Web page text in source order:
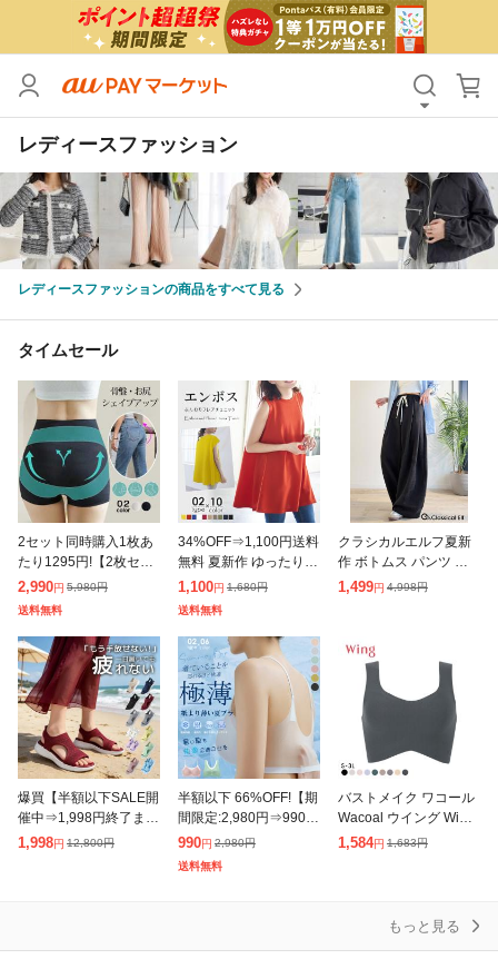
レディースファッション
レディースファッションの商品をすべて見る
タイムセール
2セット同時購入1枚あ
たり1295円!【2枚セッ
ト】補正 パンツ ショー
ツ お腹 骨盤 引き締め
ヒップアップ ショーツ
夏新
2,990円 5,980円
送料無料
34%OFF⇒1,100円送料
無料 夏新作 ゆったり
体型カバー チュニック
ノースリーブ トップス
フレア ロング丈 カット
ソ
1,100円 1,680円
送料無料
クラシカルエルフ夏新
作 ボトムス パンツ レ
ディース カーブパンツ
ストレスフリ
1,499円 4,998円
爆買【半額以下SALE開
催中⇒1,998円終了まで
あと3日】 夏新作 送料
1,998円 12,800円
半額以下 66%OFF!【期
間限定:2,980円⇒990
円!】冷感ブラ ブラジャ
ー接触冷感 極薄 ノンワ
990円 2,980円
送料無料
バストメイク ワコール
Wacoal ウイング Wing
綿の贅沢 ハーフトップ
1,584円 1,683円
もっと見る
カテゴリ すべて
価格
支払い方法 すべて
その他の条件
送料無料 タイムセール
Pontaパス特典対象すべて
サンキュー配送対象 レビューキャンペーン
キーワード
除外ワード